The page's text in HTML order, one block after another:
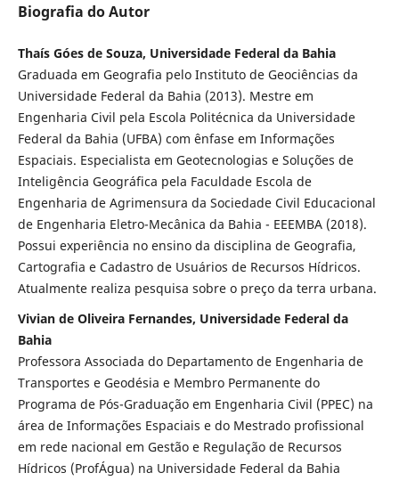
Biografia do Autor
Thaís Góes de Souza, Universidade Federal da Bahia
Graduada em Geografia pelo Instituto de Geociências da
Universidade Federal da Bahia (2013). Mestre em
Engenharia Civil pela Escola Politécnica da Universidade
Federal da Bahia (UFBA) com ênfase em Informações
Espaciais. Especialista em Geotecnologias e Soluções de
Inteligência Geográfica pela Faculdade Escola de
Engenharia de Agrimensura da Sociedade Civil Educacional
de Engenharia Eletro-Mecânica da Bahia - EEEMBA (2018).
Possui experiência no ensino da disciplina de Geografia,
Cartografia e Cadastro de Usuários de Recursos Hídricos.
Atualmente realiza pesquisa sobre o preço da terra urbana.
Vivian de Oliveira Fernandes, Universidade Federal da
Bahia
Professora Associada do Departamento de Engenharia de
Transportes e Geodésia e Membro Permanente do
Programa de Pós-Graduação em Engenharia Civil (PPEC) na
área de Informações Espaciais e do Mestrado profissional
em rede nacional em Gestão e Regulação de Recursos
Hídricos (ProfÁgua) na Universidade Federal da Bahia